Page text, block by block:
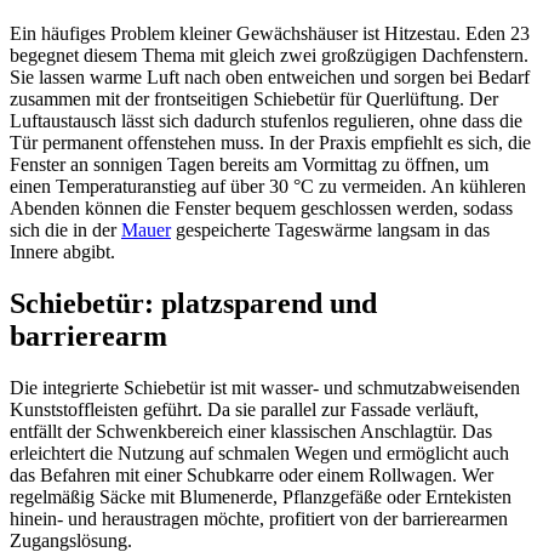
Ein häufiges Problem kleiner Gewächshäuser ist Hitzestau. Eden 23
begegnet diesem Thema mit gleich zwei großzügigen Dachfenstern.
Sie lassen warme Luft nach oben entweichen und sorgen bei Bedarf
zusammen mit der frontseitigen Schiebetür für Querlüftung. Der
Luftaustausch lässt sich dadurch stufenlos regulieren, ohne dass die
Tür permanent offenstehen muss. In der Praxis empfiehlt es sich, die
Fenster an sonnigen Tagen bereits am Vormittag zu öffnen, um
einen Temperaturanstieg auf über 30 °C zu vermeiden. An kühleren
Abenden können die Fenster bequem geschlossen werden, sodass
sich die in derMauergespeicherte Tageswärme langsam in das
Innere abgibt.
Schiebetür: platzsparend und
barrierearm
Die integrierte Schiebetür ist mit wasser- und schmutzabweisenden
Kunststoffleisten geführt. Da sie parallel zur Fassade verläuft,
entfällt der Schwenkbereich einer klassischen Anschlagtür. Das
erleichtert die Nutzung auf schmalen Wegen und ermöglicht auch
das Befahren mit einer Schubkarre oder einem Rollwagen. Wer
regelmäßig Säcke mit Blumenerde, Pflanzgefäße oder Erntekisten
hinein- und heraustragen möchte, profitiert von der barrierearmen
Zugangslösung.